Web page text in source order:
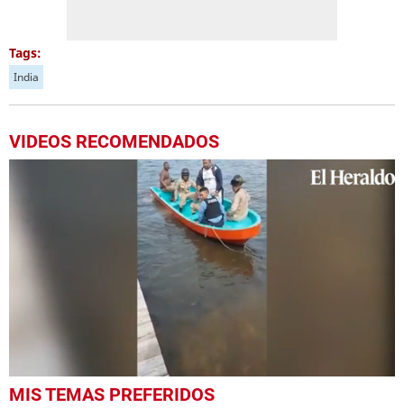
Tags:
India
VIDEOS RECOMENDADOS
seconds
MIS TEMAS PREFERIDOS